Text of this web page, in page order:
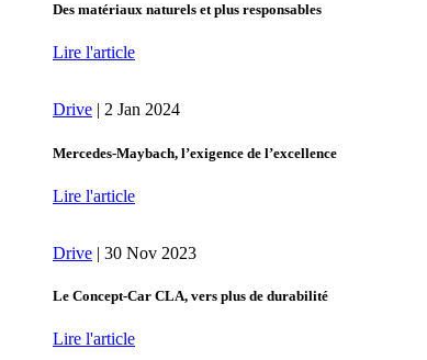
Des matériaux naturels et plus responsables
Lire l'article
Drive | 2 Jan 2024
Mercedes-Maybach, l’exigence de l’excellence
Lire l'article
Drive | 30 Nov 2023
Le Concept-Car CLA, vers plus de durabilité
Lire l'article